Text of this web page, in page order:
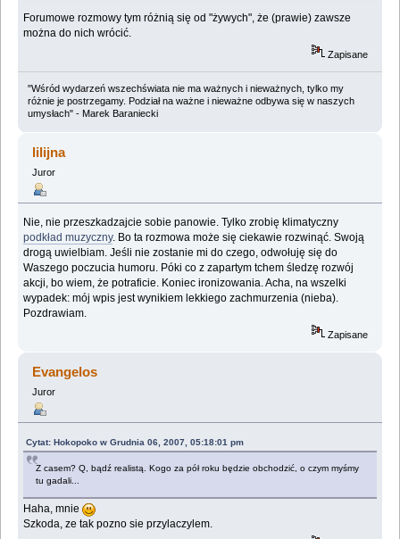
Forumowe rozmowy tym różnią się od "żywych", że (prawie) zawsze
można do nich wrócić.
Zapisane
"Wśród wydarzeń wszechświata nie ma ważnych i nieważnych, tylko my
różnie je postrzegamy. Podział na ważne i nieważne odbywa się w naszych
umysłach" - Marek Baraniecki
lilijna
Juror
Nie, nie przeszkadzajcie sobie panowie. Tylko zrobię klimatyczny
podkład muzyczny. Bo ta rozmowa może się ciekawie rozwinąć. Swoją
drogą uwielbiam. Jeśli nie zostanie mi do czego, odwołuję się do
Waszego poczucia humoru. Póki co z zapartym tchem śledzę rozwój
akcji, bo wiem, że potraficie. Koniec ironizowania. Acha, na wszelki
wypadek: mój wpis jest wynikiem lekkiego zachmurzenia (nieba).
Pozdrawiam.
Zapisane
Evangelos
Juror
Cytat: Hokopoko w Grudnia 06, 2007, 05:18:01 pm
Z casem? Q, bądź realistą. Kogo za pół roku będzie obchodzić, o czym myśmy
tu gadali...
Haha, mnie
Szkoda, ze tak pozno sie przylaczylem.